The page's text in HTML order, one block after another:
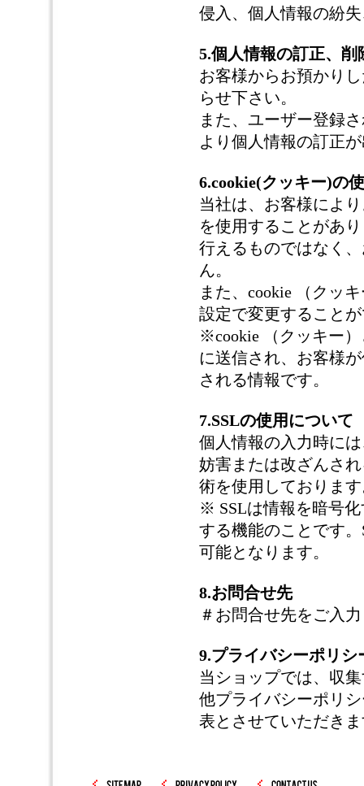
侵入、個人情報の紛
5.個人情報の訂正、削
お客様からお預かり
らせ下さい。
また、ユーザー登録
より個人情報の訂正
6.cookie(クッキー)の
当社は、お客様によ
を使用することがあ
行えるものではなく
ん。
また、cookie （クッ
設定で変更すること
※cookie （クッキー
に送信され、お客様
される情報です。
7.SSLの使用について
個人情報の入力時に
妨害または改ざんされ
術を使用しておりま
※ SSLは情報を暗号
する機能のことです
可能となります。
8.お問合せ先
＃お問合せ先をご入
9.プライバシーポリシ
当ショップでは、収
他プライバシーポリ
表とさせていただき